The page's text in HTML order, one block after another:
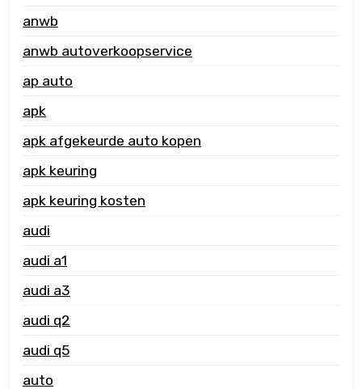
anwb
anwb autoverkoopservice
ap auto
apk
apk afgekeurde auto kopen
apk keuring
apk keuring kosten
audi
audi a1
audi a3
audi q2
audi q5
auto